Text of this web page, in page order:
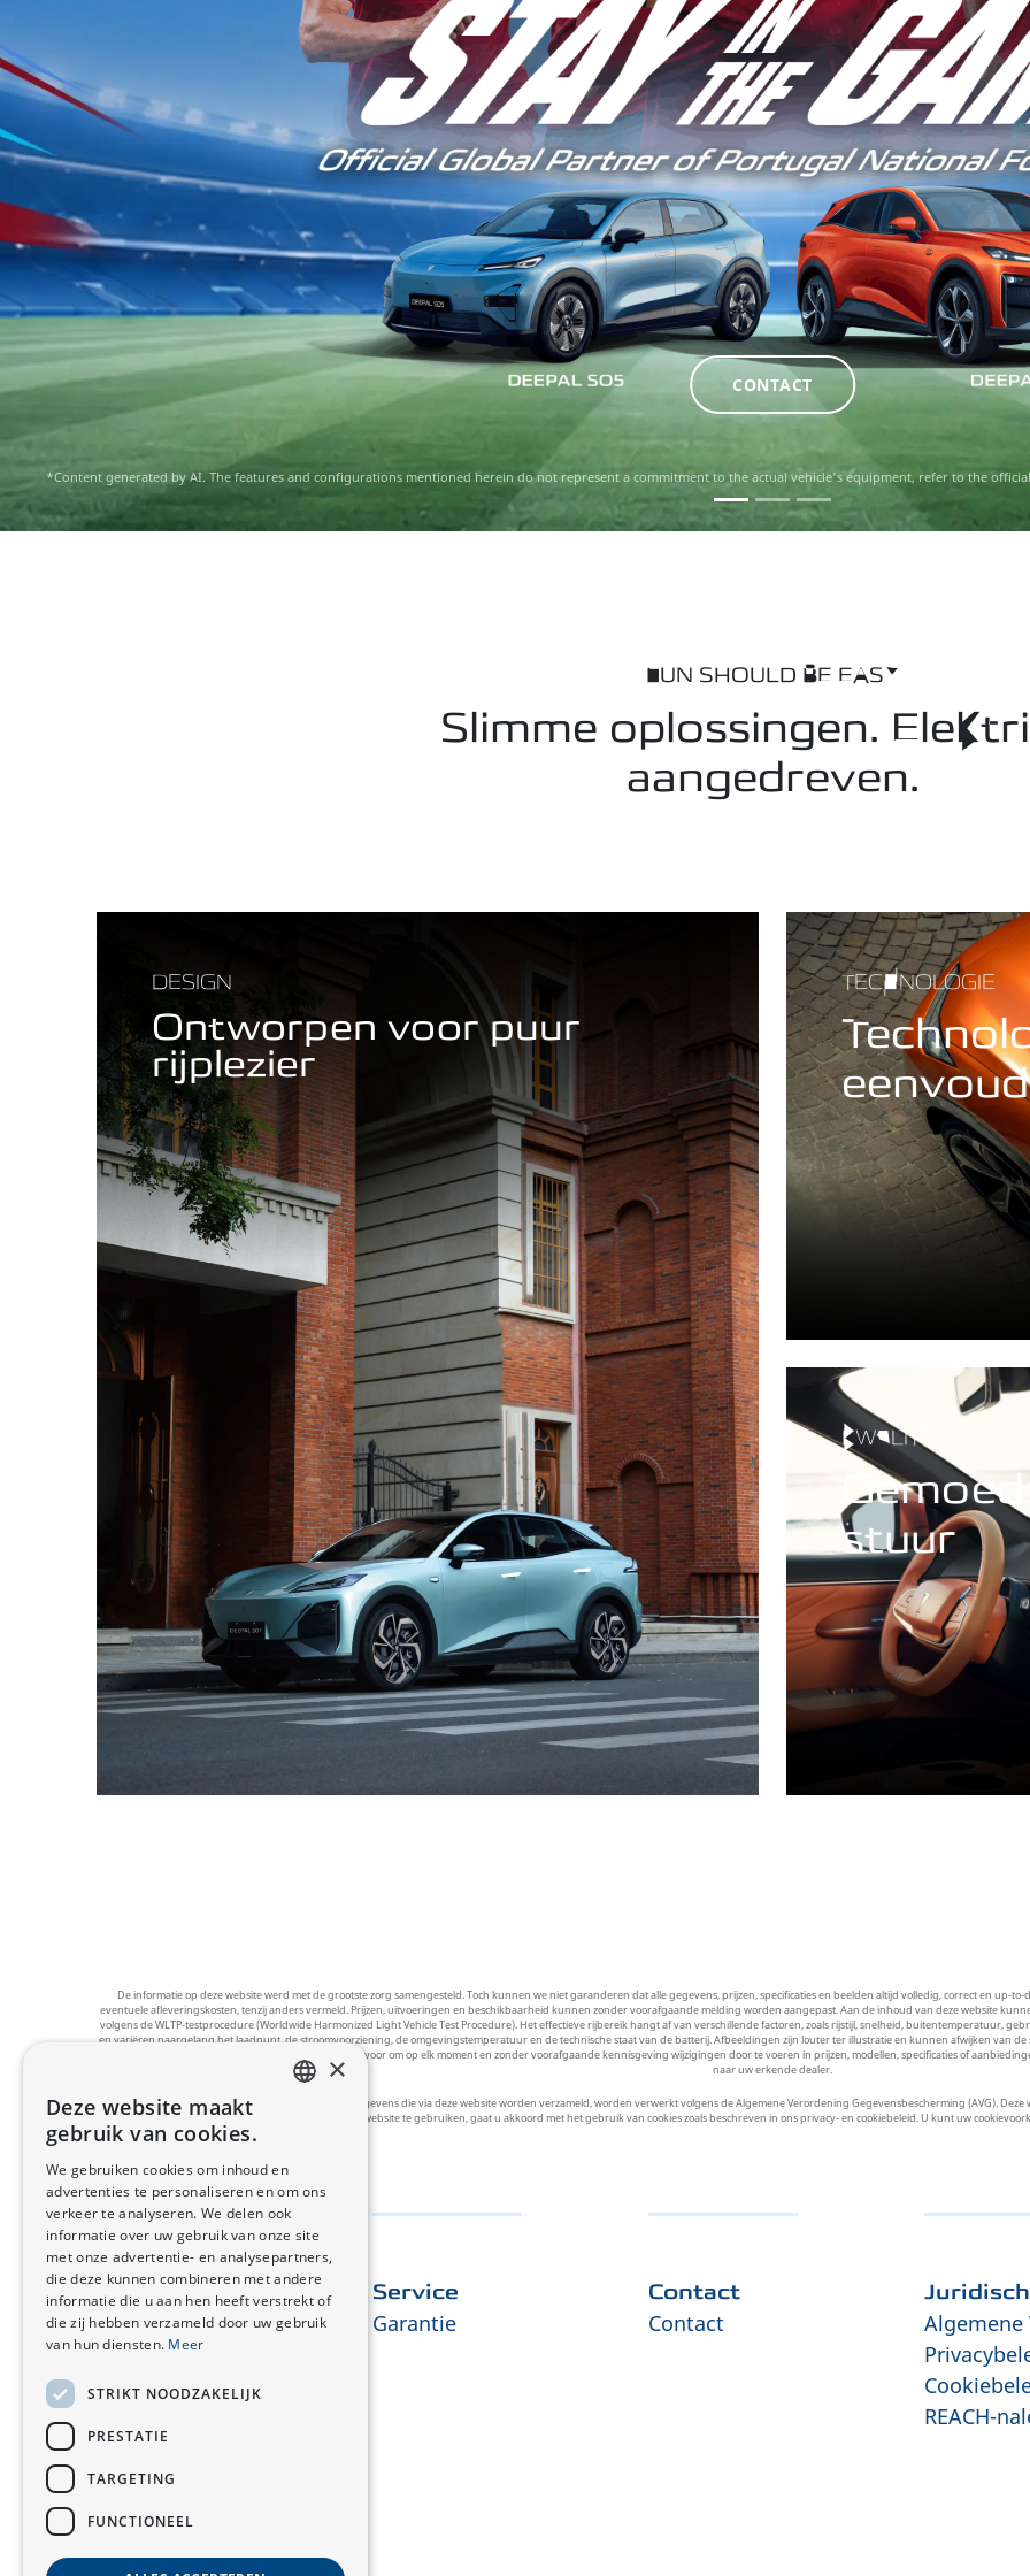
CONTACT
*Content generated by AI. The features and configurations mentioned herein do not represent a commitment to the actual vehicle's equipment, refer to the
FUN SHOULD BE EASY
Slimme oplossingen.
aangedreven.
DESIGN
Ontworpen voor puur
rijplezier
TECHNOLOGIE
KWALITEIT
stuur
De informatie op deze website werd met de grootste zorg samengesteld. Toch kunnen we niet garanderen dat alle gegevens, prijzen, specificaties en beelden altijd volledig, correct en up-
eventuele afleveringskosten, tenzij anders vermeld. Prijzen, uitvoeringen en beschikbaarheid kunnen zonder voorafgaande melding worden aangepast. Aan de inhoud van deze website
volgens de WLTP-testprocedure (Worldwide Harmonized Light Vehicle Test Procedure). Het effectieve rijbereik hangt af van verschillende factoren, zoals rijstijl, snelheid, buitentemperatuur,
en variëren naargelang het laadpunt, de stroomvoorziening, de omgevingstemperatuur en de technische staat van de batterij. Afbeeldingen zijn louter ter illustratie en kunnen afwijken van
de standaardconfiguratie. We behouden ons het recht voor om op elk moment en zonder voorafgaande kennisgeving wijzigingen door te voeren in prijzen, modellen, specificaties of
naar uw erkende dealer.
We hechten veel belang aan uw privacy. Persoonsgegevens die via deze website worden verzameld, worden verwerkt volgens de Algemene Verordening Gegevensbescherming (AVG).
statistieken te verzamelen. Door onze website te gebruiken, gaat u akkoord met het gebruik van cookies zoals beschreven in ons privacy- en cookiebeleid. U kunt uw
Ontdek Changan
Over Ons
Service
Garantie
Contact
Contact
Algemene
REACH-
×
Deze website maakt
gebruik van cookies.
We gebruiken cookies om inhoud en
advertenties te personaliseren en om ons
verkeer te analyseren. We delen ook
informatie over uw gebruik van onze site
met onze advertentie- en analysepartners,
die deze kunnen combineren met andere
informatie die u aan hen heeft verstrekt of
die zij hebben verzameld door uw gebruik
van hun diensten. Meer
STRIKT NOODZAKELIJK
PRESTATIE
TARGETING
FUNCTIONEEL